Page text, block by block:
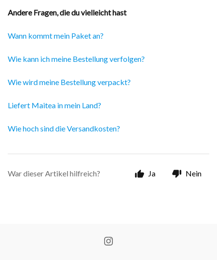
Andere Fragen, die du vielleicht hast
Wann kommt mein Paket an?
Wie kann ich meine Bestellung verfolgen?
Wie wird meine Bestellung verpackt?
Liefert Maitea in mein Land?
Wie hoch sind die Versandkosten?
War dieser Artikel hilfreich? Ja Nein